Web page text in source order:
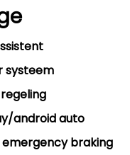
systeem
android auto
braking